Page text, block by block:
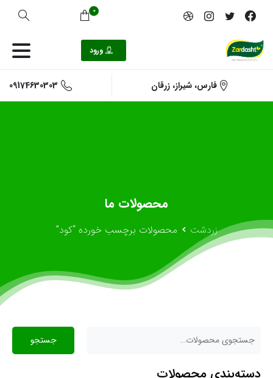
0
ورود
فارس، شیراز، زرقان 09174630303
محصولات ما
زردشت محصولات برچسب خورده “کود”
جستجو